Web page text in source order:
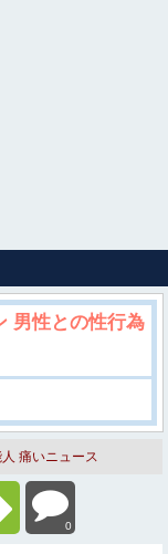
男性との性行為
痛いニュース
0